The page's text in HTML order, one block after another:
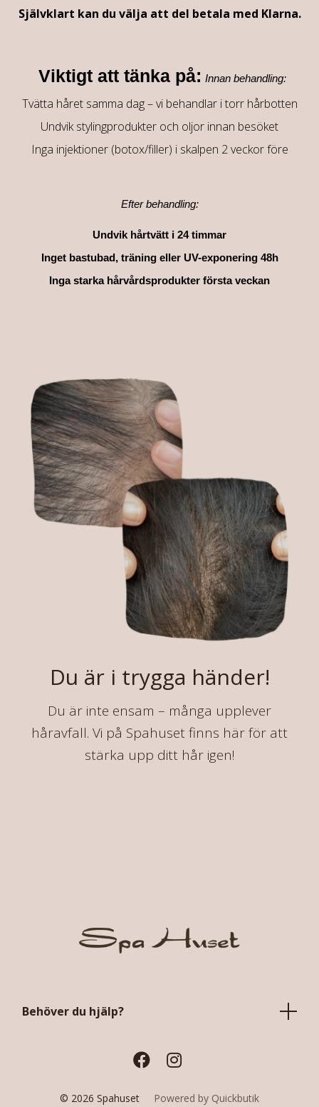
Självklart kan du välja att del betala med Klarna.
Viktigt att tänka på: Innan behandling:
Tvätta håret samma dag – vi behandlar i torr hårbotten
Undvik stylingprodukter och oljor innan besöket
Inga injektioner (botox/filler) i skalpen 2 veckor före
Efter behandling:
Undvik hårtvätt i 24 timmar
Inget bastubad, träning eller UV-exponering 48h
Inga starka hårvårdsprodukter första veckan
Du är i trygga händer!
Du är inte ensam – många upplever
håravfall. Vi på Spahuset finns här för att
stärka upp ditt hår igen!
Behöver du hjälp?
© 2026 Spahuset Powered by Quickbutik